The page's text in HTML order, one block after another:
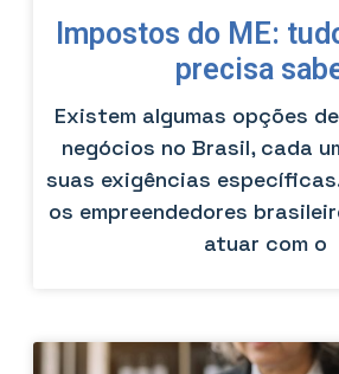
Impostos do ME:
precisa
Existem algumas opções
negócios no Brasil, cada
suas exigências
os empreendedores
atuar com o